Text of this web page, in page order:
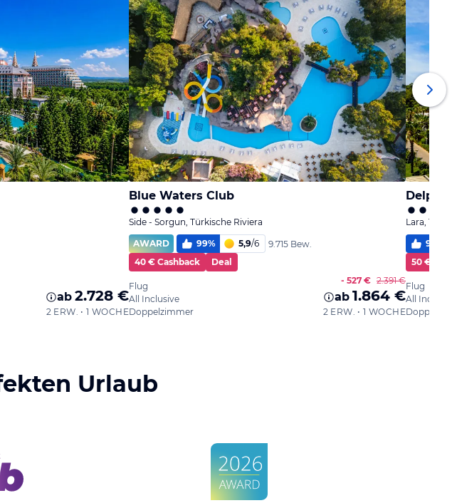
ab 2.728 €
2 ERW. • 1 WOCHE
Blue Waters Club
Side - Sorgun, Türkische Riviera
AWARD
99% 5,9/6
9.715 Bew.
40 € Cashback
Deal
Flug
All Inclusive
Doppelzimmer
- 527 € 2.391 €
ab 1.864 €
2 ERW. • 1 WOCHE
Lara,
97
50 €
Flug
All
Urlaub